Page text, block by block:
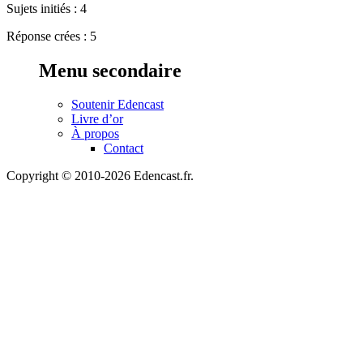
Sujets initiés : 4
Réponse crées : 5
Menu secondaire
Soutenir Edencast
Livre d’or
À propos
Contact
Copyright © 2010-2026 Edencast.fr.